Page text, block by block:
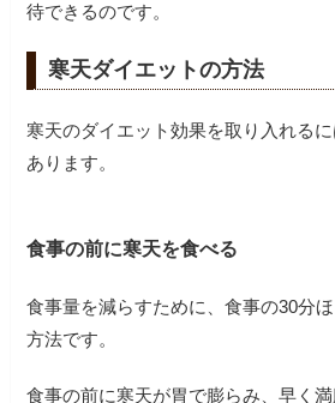
待できるのです。
寒天ダイエットの方法
寒天のダイエット効果を取り入れる
あります。
食事の前に寒天を食べる
食事量を減らすために、食事の30分
方法です。
食事の前に寒天が胃で膨らみ、早く満